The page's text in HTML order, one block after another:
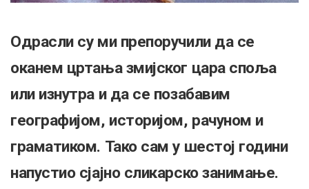
Одрасли су ми препоручили да се
оканем цртања змијског цара споља
или изнутра и да се позабавим
географијом, историјом, рачуном и
граматиком. Тако сам у шестој години
напустио сјајно сликарско занимање.